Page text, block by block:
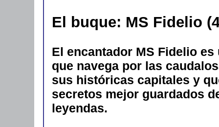
El buque: MS Fidelio
El encantador MS Fidelio
que navega por las
sus históricas capitales y
secretos mejor guardados
leyendas.